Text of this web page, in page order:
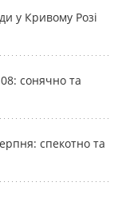
у Кривому Розі
сонячно та
спекотно та